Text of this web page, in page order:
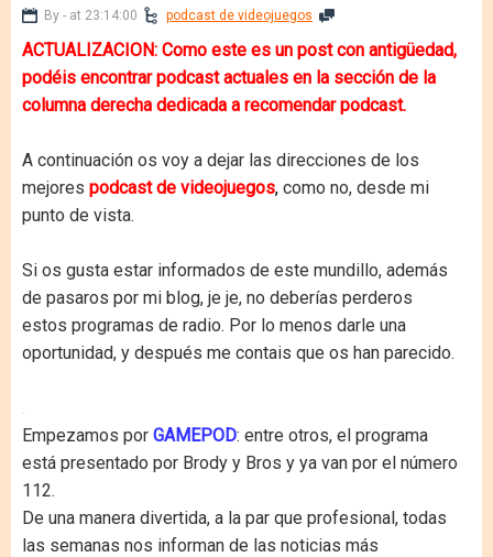
By - at 23:14:00 podcast de videojuegos
ACTUALIZACION: Como este es un post con antigüedad,
podéis encontrar podcast actuales en la sección de la
columna derecha dedicada a recomendar podcast.
A continuación os voy a dejar las direcciones de los
mejores podcast de videojuegos, como no, desde mi
punto de vista.
Si os gusta estar informados de este mundillo, además
de pasaros por mi blog, je je, no deberías perderos
estos programas de radio. Por lo menos darle una
oportunidad, y después me contais que os han parecido.
.
Empezamos por GAMEPOD: entre otros, el programa
está presentado por Brody y Bros y ya van por el número
112.
De una manera divertida, a la par que profesional, todas
las semanas nos informan de las noticias más